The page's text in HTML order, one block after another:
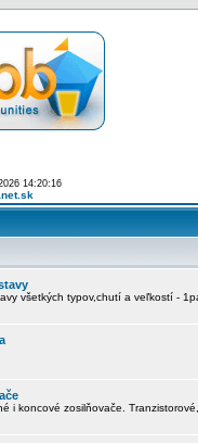
14:20:16
všetkých typov,chutí a veľkostí -
i koncové zosilňovače.